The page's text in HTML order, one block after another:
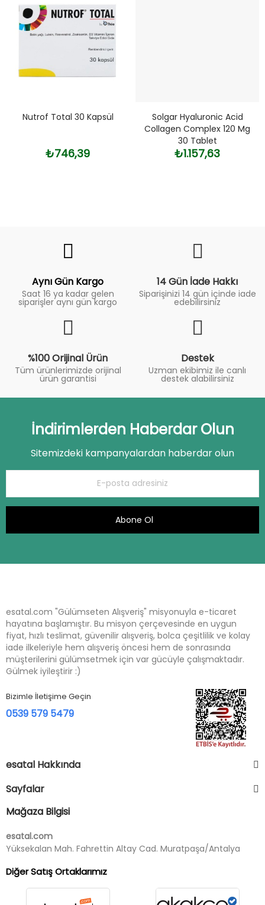
Nutrof Total 30 Kapsül
₺746,39
Solgar Hyaluronic Acid
Collagen Complex 120 Mg
30 Tablet
₺1.157,63
Aynı Gün Kargo
Saat 16 ya kadar gelen
siparişler aynı gün kargo
14 Gün İade Hakkı
Siparişinizi 14 gün içinde iade
edebilirsiniz
%100 Orijinal Ürün
Tüm ürünlerimizde orijinal
ürün garantisi
Destek
Uzman ekibimiz ile canlı
destek alabilirsiniz
İndirimlerden Haberdar Olun
Sitemizdeki kampanyalardan haberdar olun
Abone Ol
esatal.com "Gülümseten Alışveriş" misyonuyla e-ticaret
hayatına başlamıştır. Bu misyon çerçevesinde en uygun
fiyat, hızlı teslimat, güvenilir alışveriş, bolca çeşitlilik ve kolay
iade ilkeleriyle hem alışveriş öncesi hem de sonrasında
müşterilerini gülümsetmek için var gücüyle çalışmaktadır.
Gülmek iyileştirir :)
Bizimle İletişime Geçin
0539 579 5479
esatal Hakkında
Sayfalar
Mağaza Bilgisi
esatal.com
Yüksekalan Mah. Fahrettin Altay Cad. Muratpaşa/Antalya
Diğer Satış Ortaklarımız